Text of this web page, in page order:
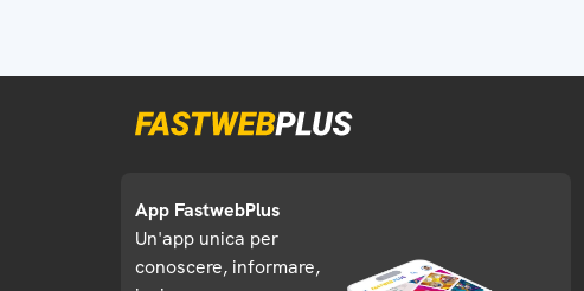
App FastwebPlus
Un'app unica per
conoscere, informare,